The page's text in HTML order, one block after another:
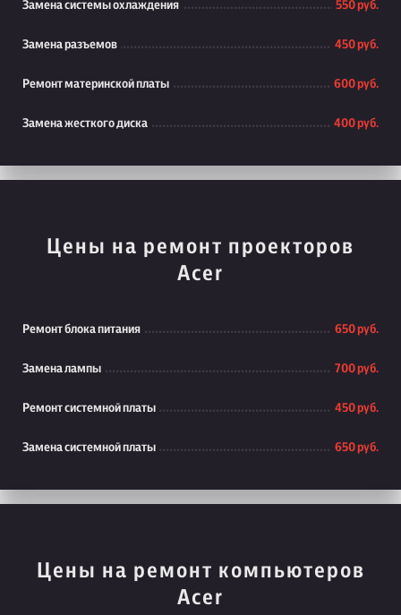
Замена системы охлаждения 550 руб.
Замена разъемов 450 руб.
Ремонт материнской платы 600 руб.
Замена жесткого диска 400 руб.
Цены на ремонт проекторов
Acer
Ремонт блока питания 650 руб.
Замена лампы 700 руб.
Ремонт системной платы 450 руб.
Замена системной платы 650 руб.
Цены на ремонт компьютеров
Acer